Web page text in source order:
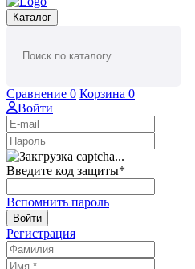
Каталог
Сравнение 0 Корзина 0
Войти
Введите код защиты*
Вспомнить пароль
Войти
Регистрация